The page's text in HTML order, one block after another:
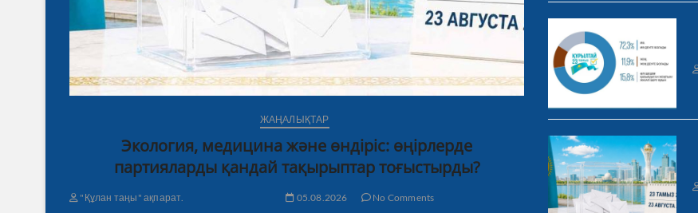
ЖАҢАЛЫҚТАР
Экология, медицина және өндіріс: өңірлерде
партияларды қандай тақырыптар тоғыстырды?
"Құлан таңы" ақпарат. 05.08.2026 No Comments